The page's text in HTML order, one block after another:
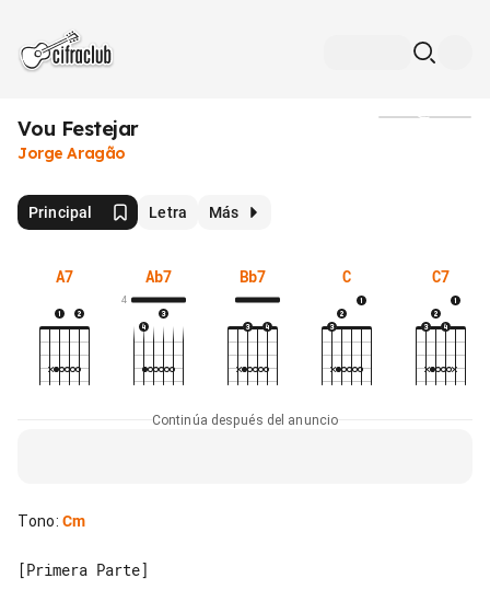
Vou Festejar
Jorge Aragão
Principal Letra Más
A7 Ab7
4
Bb7 C C7
Continúa después del anuncio
Tono: Cm
[Primera Parte]